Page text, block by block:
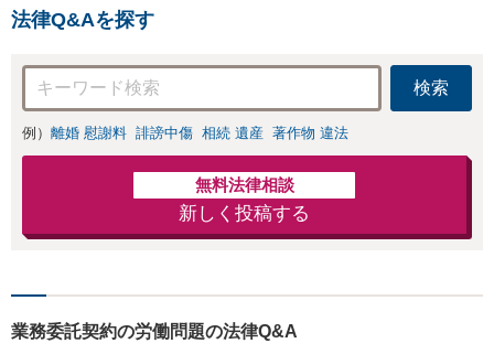
法律Q&Aを探す
検索
例） 離婚 慰謝料 誹謗中傷 相続 遺産 著作物 違法
無料法律相談
新しく投稿する
業務委託契約の労働問題の法律Q&A